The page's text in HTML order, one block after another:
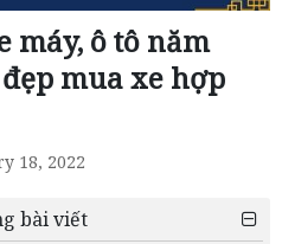
máy, ô tô năm
mua xe hợp
18, 2022
bài viết